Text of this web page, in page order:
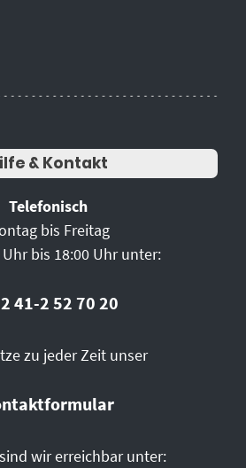
& Kontakt
Telefonisch
bis Freitag
bis 18:00 Uhr unter:
41-2 52 70 20
zu jeder Zeit unser
wir erreichbar unter: